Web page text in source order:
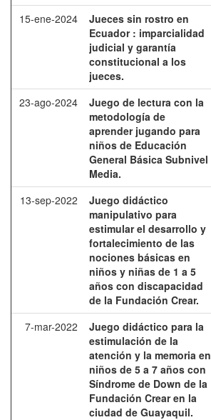
15-ene-2024
Jueces sin rostro en
Ecuador : imparcialidad
judicial y garantía
constitucional a los
jueces.
23-ago-2024
Juego de lectura con la
metodología de
aprender jugando para
niños de Educación
General Básica Subnivel
Media.
13-sep-2022
Juego didáctico
manipulativo para
estimular el desarrollo y
fortalecimiento de las
nociones básicas en
niños y niñas de 1 a 5
años con discapacidad
de la Fundación Crear.
7-mar-2022
Juego didáctico para la
estimulación de la
atención y la memoria en
niños de 5 a 7 años con
Síndrome de Down de la
Fundación Crear en la
ciudad de Guayaquil.